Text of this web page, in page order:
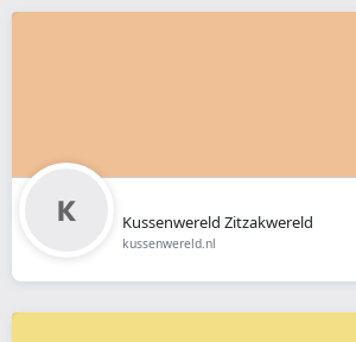
Kussenwereld Zitzakwereld
kussenwereld.nl